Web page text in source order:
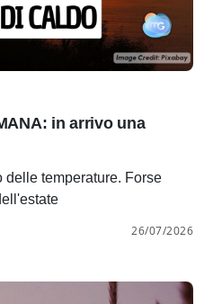
in arrivo una
delle temperature. Forse
26/07/2026